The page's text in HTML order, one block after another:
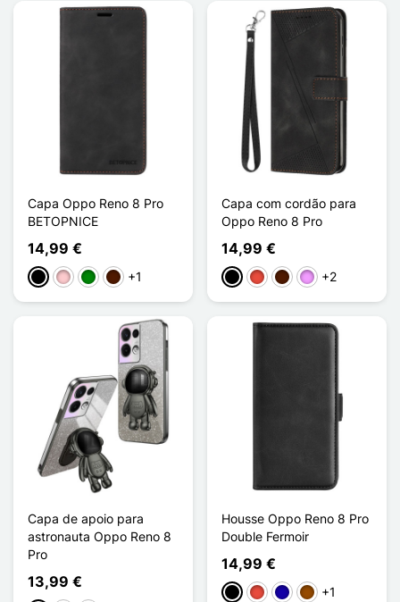
Capa Oppo Reno 8 Pro
BETOPNICE
14,99 €
PretoRosaVerdeCastanho escuro
+1
Capa com cordão para
Oppo Reno 8 Pro
14,99 €
PretoVermelhoCastanho escuro
Violeta ligeira
+2
Capa de apoio para
astronauta Oppo Reno 8
Pro
13,99 €
Housse Oppo Reno 8 Pro
Double Fermoir
14,99 €
PretoVermelhoAzul Escuro
Castanho
+1